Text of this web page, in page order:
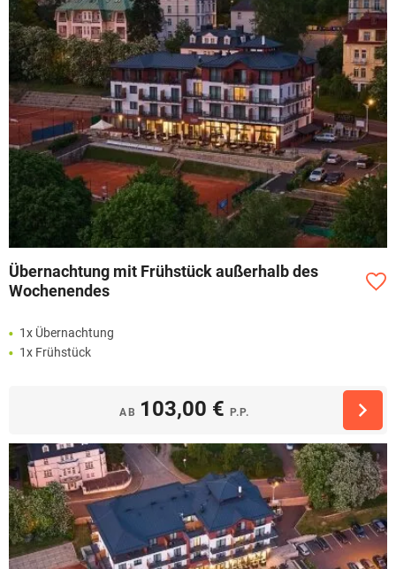
Übernachtung mit Frühstück außerhalb des
Wochenendes
1x Übernachtung
1x Frühstück
AB 103,00 € P.P.